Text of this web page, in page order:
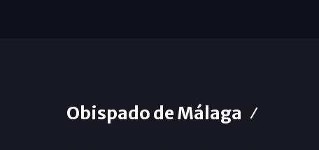
Obispado de Málaga